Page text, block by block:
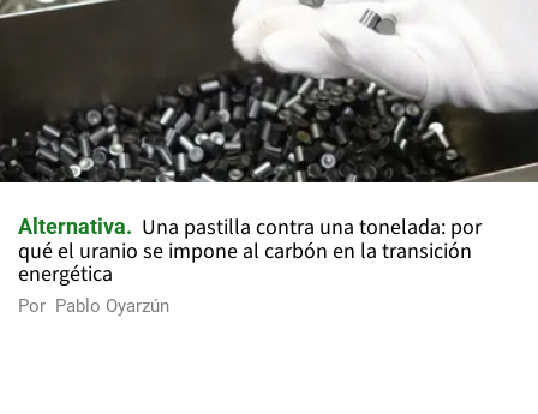
Alternativa
Una pastilla contra una tonelada: por
qué el uranio se impone al carbón en la transición
energética
Por Pablo Oyarzún